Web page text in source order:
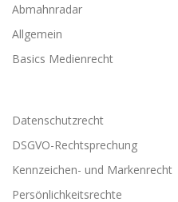
Abmahnradar
Allgemein
Basics Medienrecht
Datenschutzrecht
DSGVO-Rechtsprechung
Kennzeichen- und Markenrecht
Persönlichkeitsrechte